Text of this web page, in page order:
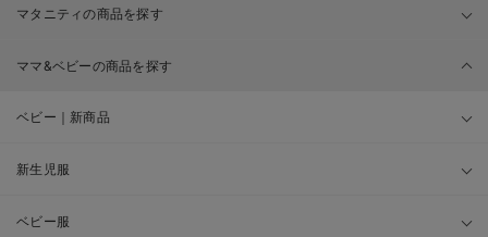
マタニティの商品を探す
ママ&ベビーの商品を探す
ベビー｜新商品
新生児服
ベビー服